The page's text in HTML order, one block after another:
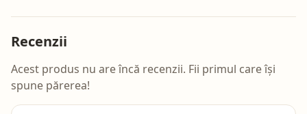
Recenzii
Acest produs nu are încă recenzii. Fii primul care își
spune părerea!